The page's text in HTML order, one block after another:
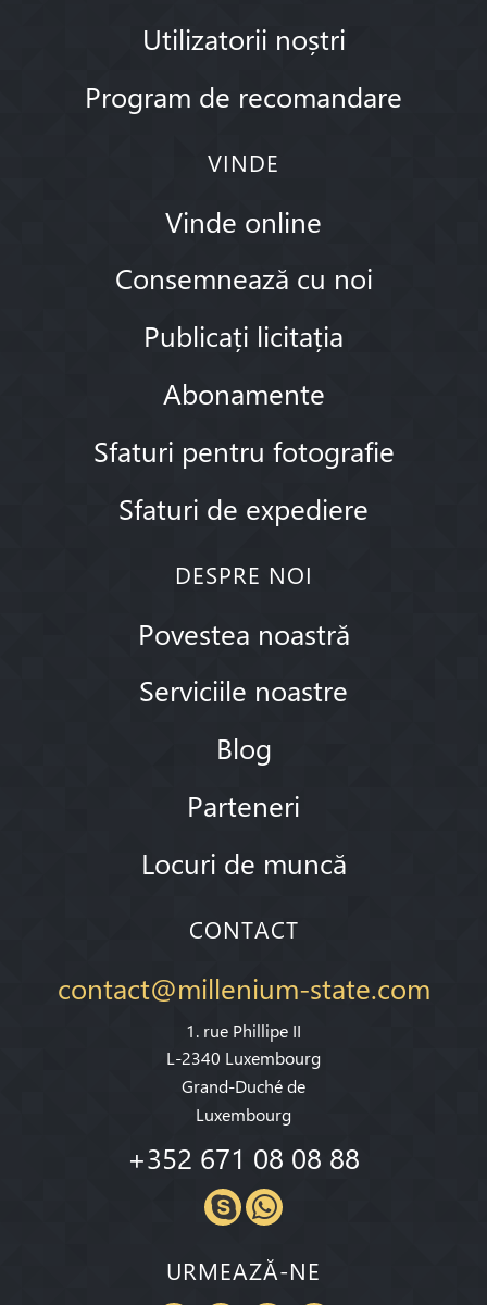
Utilizatorii noștri
Program de recomandare
VINDE
Vinde online
Consemnează cu noi
Publicați licitația
Abonamente
Sfaturi pentru fotografie
Sfaturi de expediere
DESPRE NOI
Povestea noastră
Serviciile noastre
Blog
Parteneri
Locuri de muncă
CONTACT
contact@millenium-state.com
1. rue Phillipe II
L-2340 Luxembourg
Grand-Duché de
Luxembourg
+352 671 08 08 88
URMEAZĂ-NE